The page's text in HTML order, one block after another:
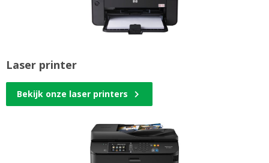
Laser printer
Bekijk onze laser printers